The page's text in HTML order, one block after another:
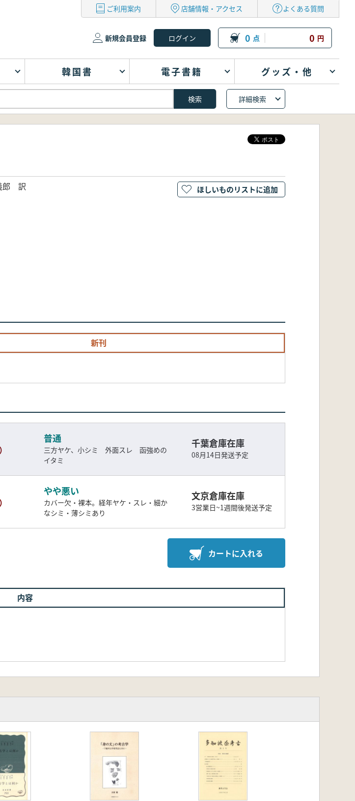
ご利用案内 店舗情報・アクセス よくある質問
新規会員登録 0 点 0 円
韓国書 電子書籍 グッズ・他
詳細検索
郎 訳
新刊
普通
三方ヤケ、小シミ 外面スレ 函強めの
イタミ
千葉倉庫在庫
08月14日発送予定
やや悪い
カバー欠・裸本。経年ヤケ・スレ・細か
なシミ・薄シミあり
文京倉庫在庫
3営業日~1週間後発送予定
カートに入れる
ほしいものリストに追加
内容